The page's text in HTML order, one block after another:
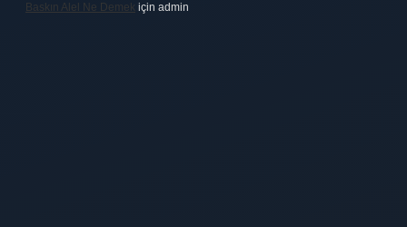
Baskın Alel Ne Demek için admin